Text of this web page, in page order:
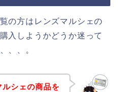
の方はレンズマルシェの
入しようかどうか迷って
、、。
シェの商品を